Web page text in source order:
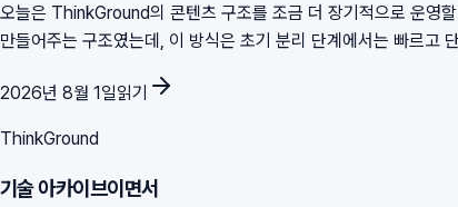
오늘은 ThinkGround의 콘텐츠 구조를 조금 더 장기적으로 운영
만들어주는 구조였는데, 이 방식은 초기 분리 단계에서는 빠르고
2026년 8월 1일읽기
ThinkGround
기술 아카이브이면서